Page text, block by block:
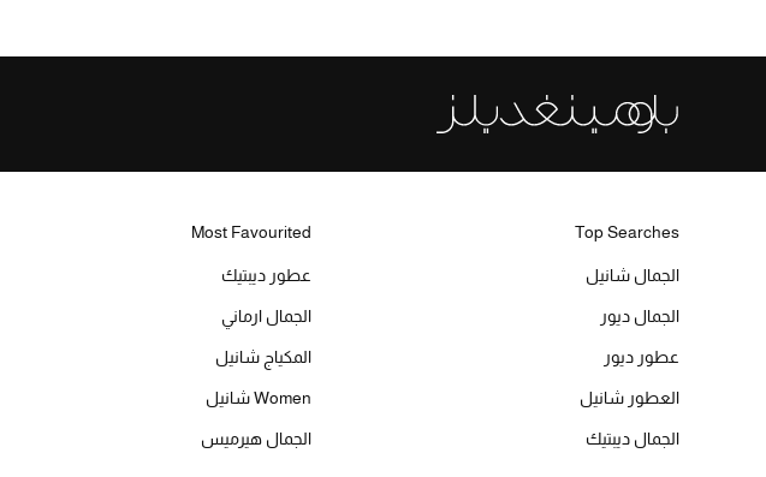
Top Searches
الجمال شانيل
الجمال ديور
عطور ديور
العطور شانيل
الجمال ديبتيك
Most Favourited
عطور ديبتيك
الجمال ارماني
المكياج شانيل
Women شانيل
الجمال هيرميس